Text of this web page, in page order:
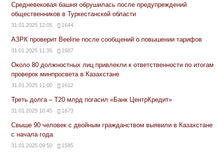
Средневековая башня обрушилась после предупреждений
общественников в Туркестанской области
31.01.2025 12:05 1644
АЗРК проверит Beeline после сообщений о повышении тарифов
31.01.2025 11:35 1687
Около 80 должностных лиц привлекли к ответственности по итогам
проверок минпросвета в Казахстане
31.01.2025 11:00 1612
Треть долга – Т20 млрд погасил «Банк ЦентрКредит»
31.01.2025 10:45 1673
Свыше 90 человек с двойным гражданством выявили в Казахстане
с начала года
31.01.2025 09:50 1585